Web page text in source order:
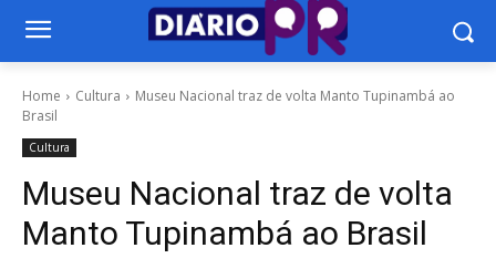
Home Cultura
Museu Nacional traz de volta Manto Tupinambá ao
Brasil
Cultura
Museu Nacional traz de volta
Manto Tupinambá ao Brasil